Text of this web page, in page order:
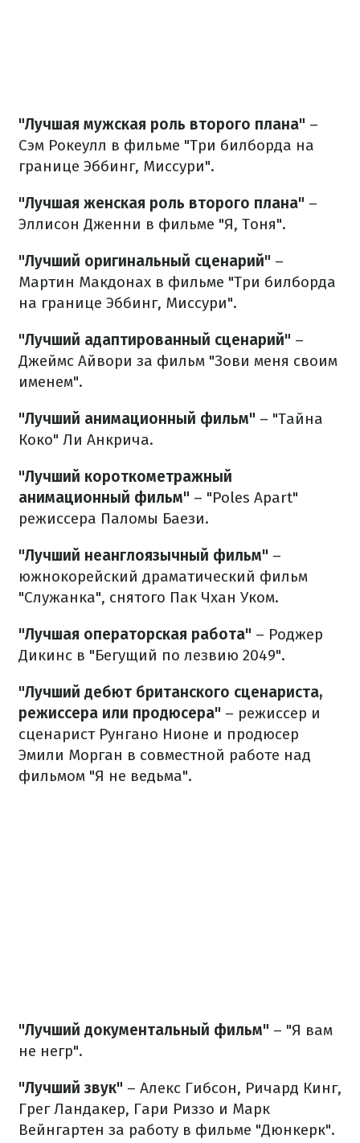
"Лучшая мужская роль второго плана" –
Сэм Рокеулл в фильме "Три билборда на
границе Эббинг, Миссури".
"Лучшая женская роль второго плана" –
Эллисон Дженни в фильме "Я, Тоня".
"Лучший оригинальный сценарий" –
Мартин Макдонах в фильме "Три билборда
на границе Эббинг, Миссури".
"Лучший адаптированный сценарий" –
Джеймс Айвори за фильм "Зови меня своим
именем".
"Лучший анимационный фильм" – "Тайна
Коко" Ли Анкрича.
"Лучший короткометражный
анимационный фильм" – "Poles Apart"
режиссера Паломы Баези.
"Лучший неанглоязычный фильм" –
южнокорейский драматический фильм
"Служанка", снятого Пак Чхан Уком.
"Лучшая операторская работа" – Роджер
Дикинс в "Бегущий по лезвию 2049".
"Лучший дебют британского сценариста,
режиссера или продюсера" – режиссер и
сценарист Рунгано Нионе и продюсер
Эмили Морган в совместной работе над
фильмом "Я не ведьма".
"Лучший документальный фильм" – "Я вам
не негр".
"Лучший звук" – Алекс Гибсон, Ричард Кинг,
Грег Ландакер, Гари Риззо и Марк
Вейнгартен за работу в фильме "Дюнкерк".